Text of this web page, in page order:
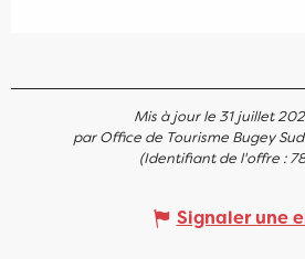
Mis à jour le 31 juillet
par Office de Tourisme Bugey
(Identifiant de l'offre :
Signaler une